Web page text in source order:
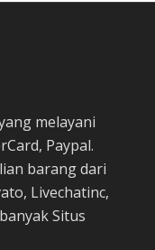
melayani
Paypal.
barang dari
Livechatinc,
Situs